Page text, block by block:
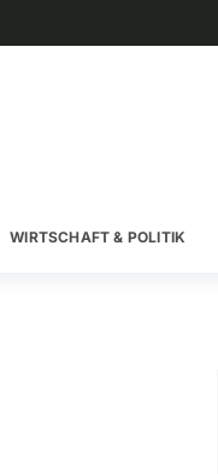
WIRTSCHAFT & POLITIK